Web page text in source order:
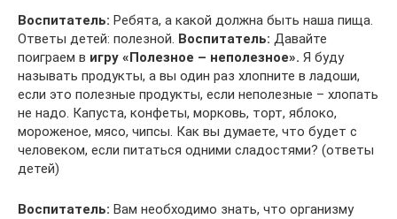
Воспитатель: Ребята, а какой должна быть наша пища.
Ответы детей: полезной. Воспитатель: Давайте
поиграем в игру «Полезное – неполезное». Я буду
называть продукты, а вы один раз хлопните в ладоши,
если это полезные продукты, если неполезные – хлопать
не надо. Капуста, конфеты, морковь, торт, яблоко,
мороженое, мясо, чипсы. Как вы думаете, что будет с
человеком, если питаться одними сладостями? (ответы
детей)
Воспитатель: Вам необходимо знать, что организму